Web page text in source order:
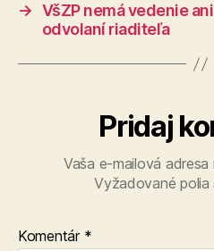
→ VšZP nemá vedenie
odvolaní riaditeľa
Pridaj
Vaša e-mailová
Vyžadované polia
Komentár *